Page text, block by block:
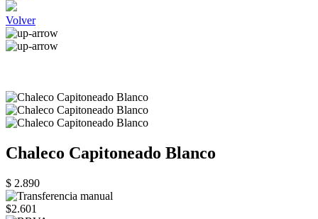
Volver
Chaleco Capitoneado Blanco
$ 2.890
$2.601